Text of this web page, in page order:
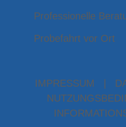
Professionelle
Probefahrt vor Ort
IMPRESSUM